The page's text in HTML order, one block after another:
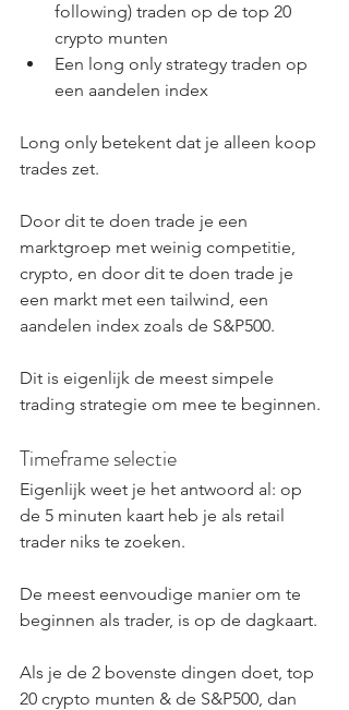
following) traden op de top 20
crypto munten
Een long only strategy traden op
een aandelen index
Long only betekent dat je alleen koop
trades zet.
Door dit te doen trade je een
marktgroep met weinig competitie,
crypto, en door dit te doen trade je
een markt met een tailwind, een
aandelen index zoals de S&P500.
Dit is eigenlijk de meest simpele
trading strategie om mee te beginnen.
Timeframe selectie
Eigenlijk weet je het antwoord al: op
de 5 minuten kaart heb je als retail
trader niks te zoeken.
De meest eenvoudige manier om te
beginnen als trader, is op de dagkaart.
Als je de 2 bovenste dingen doet, top
20 crypto munten & de S&P500, dan